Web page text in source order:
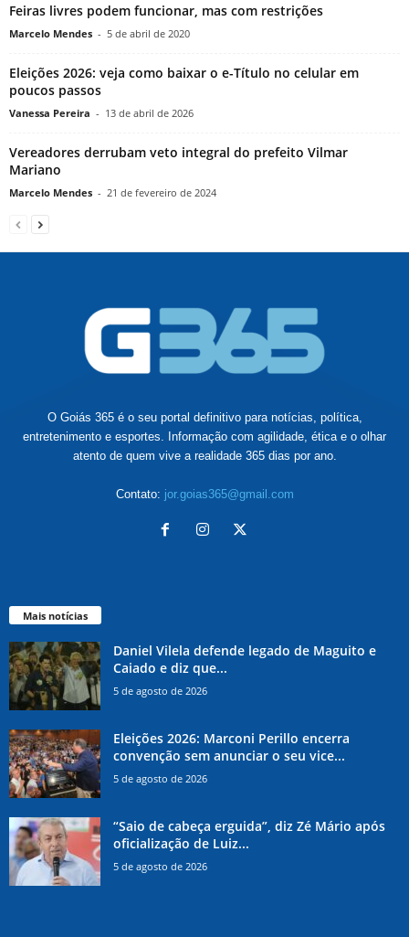
Feiras livres podem funcionar, mas com restrições
Marcelo Mendes - 5 de abril de 2020
Eleições 2026: veja como baixar o e-Título no celular em
poucos passos
Vanessa Pereira - 13 de abril de 2026
Vereadores derrubam veto integral do prefeito Vilmar
Mariano
Marcelo Mendes - 21 de fevereiro de 2024
O Goiás 365 é o seu portal definitivo para notícias, política,
entretenimento e esportes. Informação com agilidade, ética e o olhar
atento de quem vive a realidade 365 dias por ano.
Contato: jor.goias365@gmail.com
Mais notícias
Daniel Vilela defende legado de Maguito e
Caiado e diz que...
5 de agosto de 2026
Eleições 2026: Marconi Perillo encerra
convenção sem anunciar o seu vice...
5 de agosto de 2026
“Saio de cabeça erguida”, diz Zé Mário após
oficialização de Luiz...
5 de agosto de 2026